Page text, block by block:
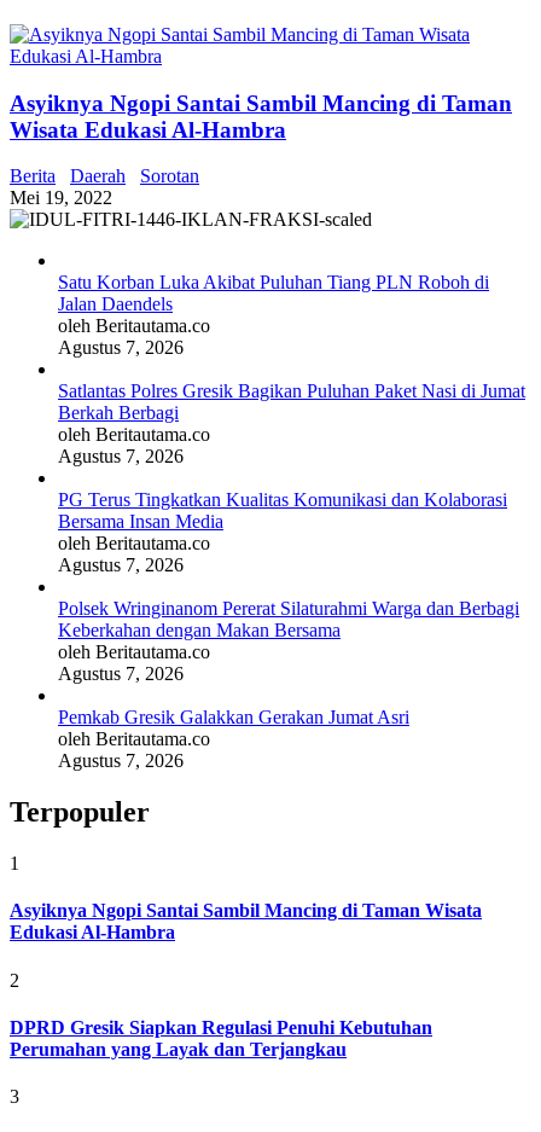
Asyiknya Ngopi Santai Sambil Mancing di Taman
Wisata Edukasi Al-Hambra
Berita Daerah
Sorotan
Mei 19, 2022
Satu Korban Luka Akibat Puluhan Tiang PLN Roboh di
Jalan Daendels
oleh Beritautama.co
Agustus 7, 2026
Satlantas Polres Gresik Bagikan Puluhan Paket Nasi di Jumat
Berkah Berbagi
oleh Beritautama.co
Agustus 7, 2026
PG Terus Tingkatkan Kualitas Komunikasi dan Kolaborasi
Bersama Insan Media
oleh Beritautama.co
Agustus 7, 2026
Polsek Wringinanom Pererat Silaturahmi Warga dan Berbagi
Keberkahan dengan Makan Bersama
oleh Beritautama.co
Agustus 7, 2026
Pemkab Gresik Galakkan Gerakan Jumat Asri
oleh Beritautama.co
Agustus 7, 2026
Terpopuler
1
Asyiknya Ngopi Santai Sambil Mancing di Taman Wisata
Edukasi Al-Hambra
2
DPRD Gresik Siapkan Regulasi Penuhi Kebutuhan
Perumahan yang Layak dan Terjangkau
3